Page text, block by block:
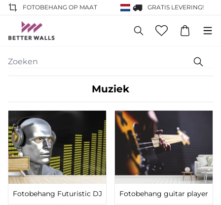
FOTOBEHANG OP MAAT GRATIS LEVERING!
Muziek
Toevoegen aan
verlanglijst
Fotobehang Futuristic DJ
Toevoegen aan
verlanglijst
Fotobehang guitar player